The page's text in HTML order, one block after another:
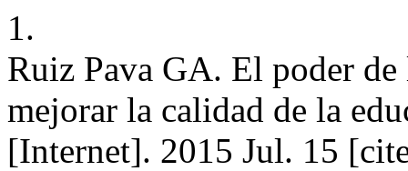
1.
Ruiz Pava GA. El poder
mejorar la calidad de la
[Internet]. 2015 Jul. 15